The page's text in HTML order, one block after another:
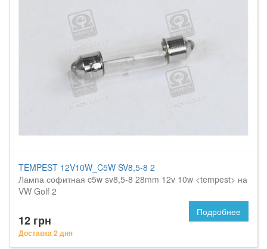
TEMPEST 12V10W_C5W SV8,5-8 2
Лампа софитная c5w sv8,5-8 28mm 12v 10w <tempest> на
VW Golf 2
12 грн
Доставка 2 дня
Подробнее